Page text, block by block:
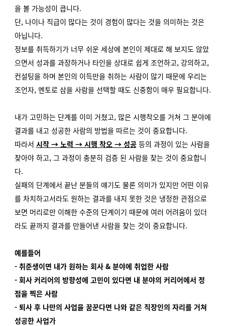
을 볼 가능성이 큽니다.
단, 나이나 직급이 많다는 것이 경험이 많다는 것을 의미하는 것은
아닙니다.
정보를 취득하기가 너무 쉬운 세상에 본인이 제대로 해 보지도 않았
으면서 성과를 과장하거나 타인을 상대로 쉽게 조언하고, 강의하고,
컨설팅을 하며 본인의 이득만을 취하는 사람이 많기 때문에 우리는
조언자, 멘토로 삼을 사람을 선택할 때도 신중함이 매우 필요합니다.
내가 고민하는 단계를 이미 거쳤고, 많은 시행착오를 거쳐 그 분야에
결과를 내고 성공한 사람의 방법을 따르는 것이 중요합니다.
따라서 시작 → 노력 → 시행 착오 → 성공등의 과정이 있는 사람을
찾아야 하고, 그 과정이 충분히 검증 된 사람을 찾는 것이 중요합니
다.
실패의 단계에서 끝난 분들의 얘기도 물론 의미가 있지만 어떤 이유
를 차치하고서라도 원하는 결과를 내지 못한 것은 냉정한 관점으로
보면 머리로만 이해한 수준의 단계이기 때문에 여러 어려움이 있더
라도 끝까지 결과를 만들어낸 사람을 찾는 것이 중요합니다.
예를들어
- 취준생이면 내가 원하는 회사 & 분야에 취업한 사람
- 회사 커리어의 방향성에 고민이 있다면 내 분야의 커리어에서 정
점을 찍은 사람
- 퇴사 후 나만의 사업을 꿈꾼다면 나와 같은 직장인의 자리를 거쳐
성공한 사업가